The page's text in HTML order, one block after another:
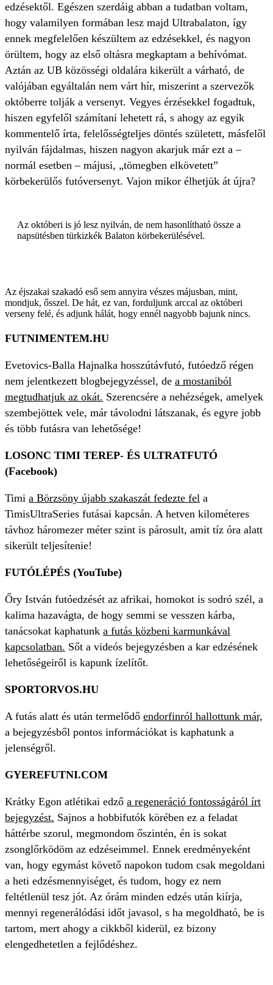
edzésektől. Egészen szerdáig abban a tudatban voltam,
hogy valamilyen formában lesz majd Ultrabalaton, így
ennek megfelelően készültem az edzésekkel, és nagyon
örültem, hogy az első oltásra megkaptam a behívómat.
Aztán az UB közösségi oldalára kikerült a várható, de
valójában egyáltalán nem várt hír, miszerint a szervezők
októberre tolják a versenyt. Vegyes érzésekkel fogadtuk,
hiszen egyfelől számítani lehetett rá, s ahogy az egyik
kommentelő írta, felelősségteljes döntés született, másfelől
nyilván fájdalmas, hiszen nagyon akarjuk már ezt a –
normál esetben – májusi, „tömegben elkövetett”
körbekerülős futóversenyt. Vajon mikor élhetjük át újra?
Az októberi is jó lesz nyilván, de nem hasonlítható össze a
napsütésben türkizkék Balaton körbekerülésével.
Az éjszakai szakadó eső sem annyira vészes májusban, mint,
mondjuk, ősszel. De hát, ez van, forduljunk arccal az októberi
verseny felé, és adjunk hálát, hogy ennél nagyobb bajunk nincs.
FUTNIMENTEM.HU
Evetovics-Balla Hajnalka hosszútávfutó, futóedző régen
nem jelentkezett blogbejegyzéssel, de a mostaniból
megtudhatjuk az okát. Szerencsére a nehézségek, amelyek
szembejöttek vele, már távolodni látszanak, és egyre jobb
és több futásra van lehetősége!
LOSONC TIMI TEREP- ÉS ULTRATFUTÓ
(Facebook)
Timi a Börzsöny újabb szakaszát fedezte fel a
TimisUltraSeries futásai kapcsán. A hetven kilométeres
távhoz háromezer méter szint is párosult, amit tíz óra alatt
sikerült teljesítenie!
FUTÓLÉPÉS (YouTube)
Őry István futóedzését az afrikai, homokot is sodró szél, a
kalima hazavágta, de hogy semmi se vesszen kárba,
tanácsokat kaphatunk a futás közbeni karmunkával
kapcsolatban. Sőt a videós bejegyzésben a kar edzésének
lehetőségeiről is kapunk ízelítőt.
SPORTORVOS.HU
A futás alatt és után termelődő endorfinról hallottunk már,
a bejegyzésből pontos információkat is kaphatunk a
jelenségről.
GYEREFUTNI.COM
Krátky Egon atlétikai edző a regeneráció fontosságáról írt
bejegyzést. Sajnos a hobbifutók körében ez a feladat
háttérbe szorul, megmondom őszintén, én is sokat
zsonglőrködöm az edzéseimmel. Ennek eredményeként
van, hogy egymást követő napokon tudom csak megoldani
a heti edzésmennyiséget, és tudom, hogy ez nem
feltétlenül tesz jót. Az órám minden edzés után kiírja,
mennyi regenerálódási időt javasol, s ha megoldható, be is
tartom, mert ahogy a cikkből kiderül, ez bizony
elengedhetetlen a fejlődéshez.